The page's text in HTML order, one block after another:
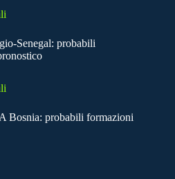
Senegal: probabili
Bosnia: probabili formazioni